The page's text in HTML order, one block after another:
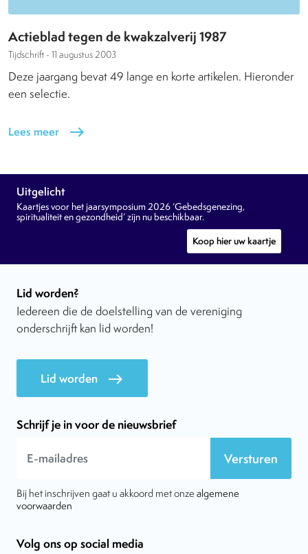
Actieblad tegen de kwakzalverij 1987
Tijdschrift - 11 augustus 2003
Deze jaargang bevat 49 lange en korte artikelen. Hieronder
een selectie.
Lees meer east
Uitgelicht
Kaartjes voor het jaarsymposium 2026 ‘Gebedsgenezing,
spiritualiteit en gezondheid’ zijn nu beschikbaar.
Koop hier uw kaartje
Lid worden?
Iedereen die de doelstelling van de vereniging
onderschrijft kan lid worden!
Lid worden east
Schrijf je in voor de nieuwsbrief
Versturen
Bij het inschrijven gaat u akkoord met onze algemene
voorwaarden
Volg ons op social media